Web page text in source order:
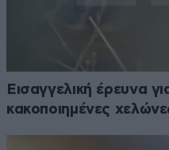
Εισαγγελική έρευνα
κακοποιημένες